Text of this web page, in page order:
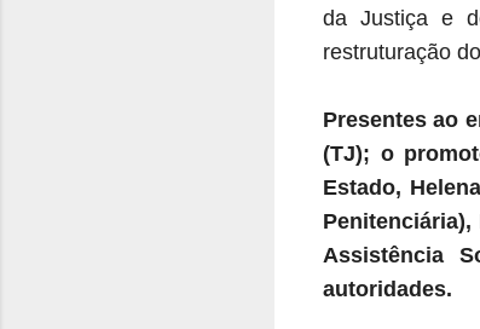
da Justiça e
restruturação
Presentes ao
(TJ); o
Estado,
Assistência
autoridades.